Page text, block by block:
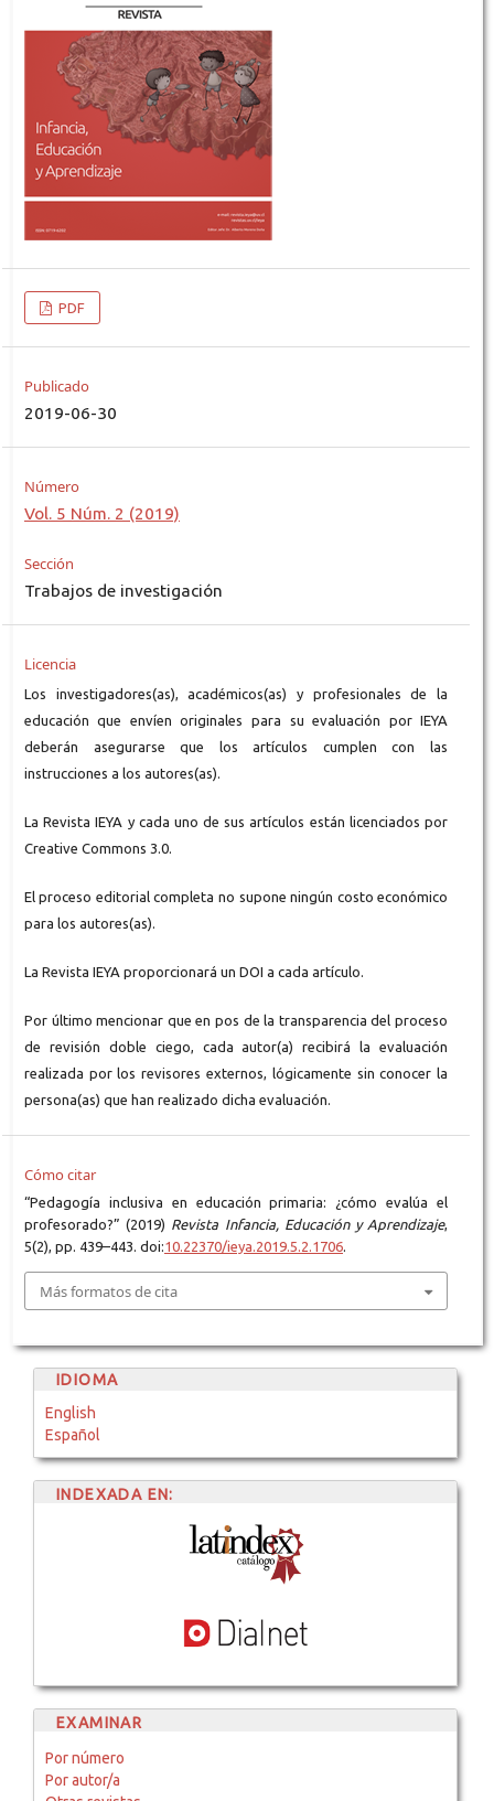
PDF
Publicado
2019-06-30
Número
Vol. 5 Núm. 2 (2019)
Sección
Trabajos de investigación
Licencia
Los investigadores(as), académicos(as) y profesionales de la
educación que envíen originales para su evaluación por IEYA
deberán asegurarse que los artículos cumplen con las
instrucciones a los autores(as).
La Revista IEYA y cada uno de sus artículos están licenciados por
Creative Commons 3.0.
El proceso editorial completa no supone ningún costo económico
para los autores(as).
La Revista IEYA proporcionará un DOI a cada artículo.
Por último mencionar que en pos de la transparencia del proceso
de revisión doble ciego, cada autor(a) recibirá la evaluación
realizada por los revisores externos, lógicamente sin conocer la
persona(as) que han realizado dicha evaluación.
Cómo citar
“Pedagogía inclusiva en educación primaria: ¿cómo evalúa el
profesorado?” (2019) Revista Infancia, Educación y Aprendizaje,
5(2), pp. 439–443. doi:10.22370/ieya.2019.5.2.1706.
Más formatos de cita
IDIOMA
English
Español
INDEXADA EN:
EXAMINAR
Por número
Por autor/a